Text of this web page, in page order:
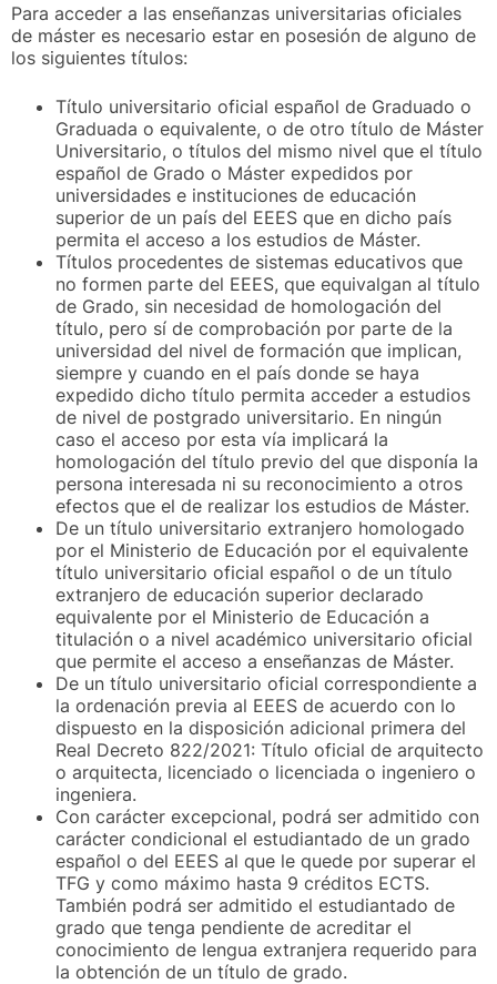
Para acceder a las enseñanzas universitarias oficiales
de máster es necesario estar en posesión de alguno de
los siguientes títulos:
Título universitario oficial español de Graduado o
Graduada o equivalente, o de otro título de Máster
Universitario, o títulos del mismo nivel que el título
español de Grado o Máster expedidos por
universidades e instituciones de educación
superior de un país del EEES que en dicho país
permita el acceso a los estudios de Máster.
Títulos procedentes de sistemas educativos que
no formen parte del EEES, que equivalgan al título
de Grado, sin necesidad de homologación del
título, pero sí de comprobación por parte de la
universidad del nivel de formación que implican,
siempre y cuando en el país donde se haya
expedido dicho título permita acceder a estudios
de nivel de postgrado universitario. En ningún
caso el acceso por esta vía implicará la
homologación del título previo del que disponía la
persona interesada ni su reconocimiento a otros
efectos que el de realizar los estudios de Máster.
De un título universitario extranjero homologado
por el Ministerio de Educación por el equivalente
título universitario oficial español o de un título
extranjero de educación superior declarado
equivalente por el Ministerio de Educación a
titulación o a nivel académico universitario oficial
que permite el acceso a enseñanzas de Máster.
De un título universitario oficial correspondiente a
la ordenación previa al EEES de acuerdo con lo
dispuesto en la disposición adicional primera del
Real Decreto 822/2021: Título oficial de arquitecto
o arquitecta, licenciado o licenciada o ingeniero o
ingeniera.
Con carácter excepcional, podrá ser admitido con
carácter condicional el estudiantado de un grado
español o del EEES al que le quede por superar el
TFG y como máximo hasta 9 créditos ECTS.
También podrá ser admitido el estudiantado de
grado que tenga pendiente de acreditar el
conocimiento de lengua extranjera requerido para
la obtención de un título de grado.